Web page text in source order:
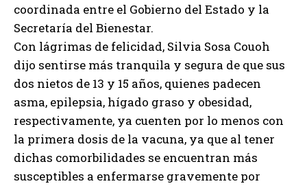
coordinada entre el Gobierno del Estado y la
Secretaría del Bienestar.
Con lágrimas de felicidad, Silvia Sosa Couoh
dijo sentirse más tranquila y segura de que sus
dos nietos de 13 y 15 años, quienes padecen
asma, epilepsia, hígado graso y obesidad,
respectivamente, ya cuenten por lo menos con
la primera dosis de la vacuna, ya que al tener
dichas comorbilidades se encuentran más
susceptibles a enfermarse gravemente por